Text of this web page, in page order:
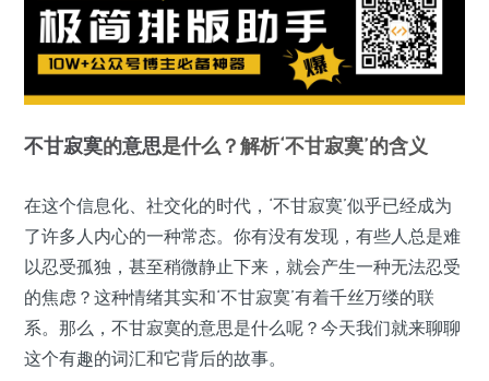
不甘寂寞的意思是什么？解析‘不甘寂寞’的含义
在这个信息化、社交化的时代，‘不甘寂寞’似乎已经成为
了许多人内心的一种常态。你有没有发现，有些人总是难
以忍受孤独，甚至稍微静止下来，就会产生一种无法忍受
的焦虑？这种情绪其实和‘不甘寂寞’有着千丝万缕的联
系。那么，不甘寂寞的意思是什么呢？今天我们就来聊聊
这个有趣的词汇和它背后的故事。